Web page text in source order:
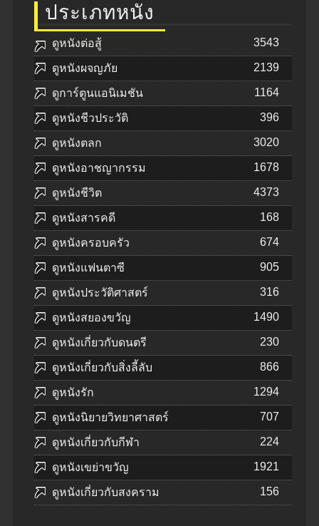
ประเภทหนัง
ดูหนังต่อสู้ 3543
ดูหนังผจญภัย 2139
ดูการ์ตูนแอนิเมชัน 1164
ดูหนังชีวประวัติ 396
ดูหนังตลก 3020
ดูหนังอาชญากรรม 1678
ดูหนังชีวิต 4373
ดูหนังสารคดี 168
ดูหนังครอบครัว 674
ดูหนังแฟนตาซี 905
ดูหนังประวัติศาสตร์ 316
ดูหนังสยองขวัญ 1490
ดูหนังเกี่ยวกับดนตรี 230
ดูหนังเกี่ยวกับสิ่งลี้ลับ 866
ดูหนังรัก 1294
ดูหนังนิยายวิทยาศาสตร์ 707
ดูหนังเกี่ยวกับกีฬา 224
ดูหนังเขย่าขวัญ 1921
ดูหนังเกี่ยวกับสงคราม 156